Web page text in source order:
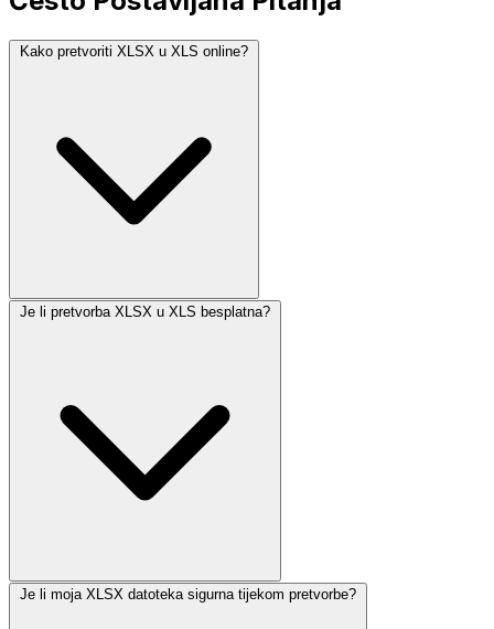
Kako pretvoriti XLSX u XLS online?
Je li pretvorba XLSX u XLS besplatna?
Je li moja XLSX datoteka sigurna tijekom pretvorbe?